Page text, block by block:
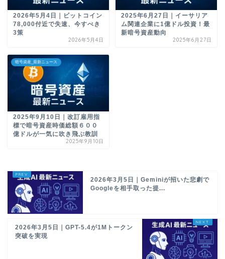
2026年5月4日｜ビットコイン
78,000付近で失速、今すべき
3策
2026年5月4日
2025年6月27日｜イーサリア
ム関連企業に1億ドル投資！最
新暗号資産動向
2025年6月27日
暗号資産_最新ニュース
2025年9月10日｜改訂雇用指
標で暗号資産時価総額６００
億ドルが一気に吹き飛ぶ教訓
2025年9月10日
2026年3月5日｜Geminiが招いた悲劇で
Googleを相手取った提...
2026年3月5日｜GPT-5.4が1Mトークン
突破を実現